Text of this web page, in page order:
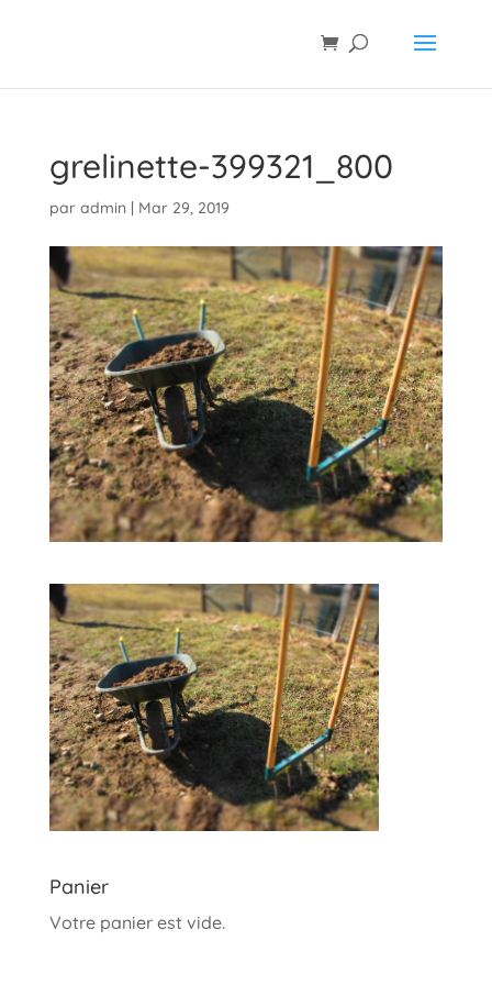
grelinette-399321_800
par admin | Mar 29, 2019
Panier
Votre panier est vide.